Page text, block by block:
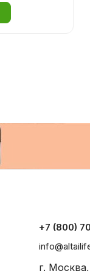
+7 (800)
г.